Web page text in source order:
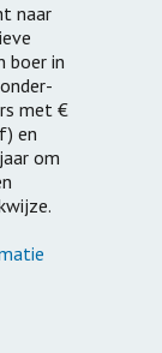
naar
boer in
onder­
met €
en
om